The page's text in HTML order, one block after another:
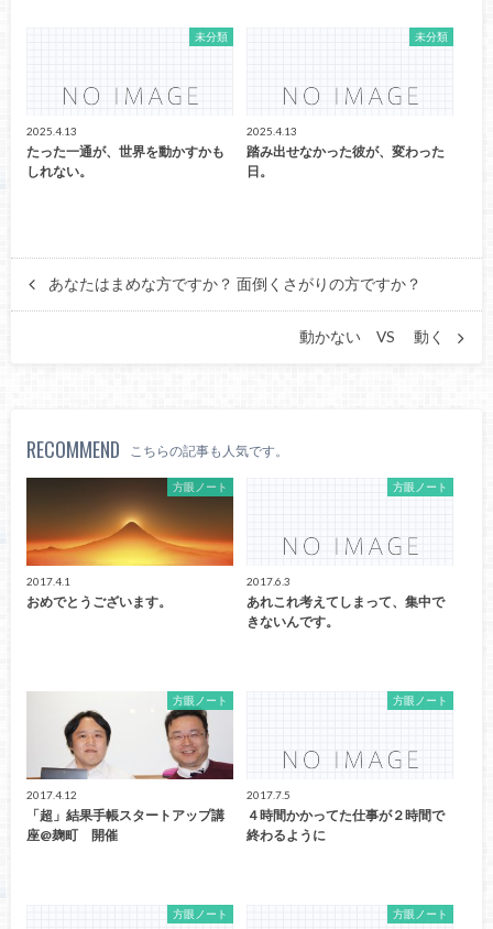
未分類
2025.4.13
たった一通が、世界を動かすかも
しれない。
未分類
2025.4.13
踏み出せなかった彼が、変わった
日。
あなたはまめな方ですか？ 面倒くさがりの方ですか？
動かない VS 動く
RECOMMEND こちらの記事も人気です。
方眼ノート
2017.4.1
おめでとうございます。
方眼ノート
2017.6.3
あれこれ考えてしまって、集中で
きないんです。
方眼ノート
2017.4.12
「超」結果手帳スタートアップ講
座@麹町 開催
方眼ノート
2017.7.5
４時間かかってた仕事が２時間で
終わるように
方眼ノート 方眼ノート